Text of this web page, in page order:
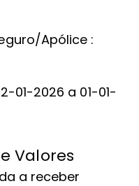
Apólice :
01-2026 a 01-01-
Valores
a receber